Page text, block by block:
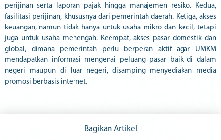
perijinan serta laporan pajak hingga manajemen resiko. Kedua,
fasilitasi perijinan, khususnya dari pemerintah daerah. Ketiga, akses
keuangan, namun tidak hanya untuk usaha mikro dan kecil, tetapi
juga untuk usaha menengah. Keempat, akses pasar domestik dan
global, dimana pemerintah perlu berperan aktif agar UMKM
mendapatkan informasi mengenai peluang pasar baik di dalam
negeri maupun di luar negeri, disamping menyediakan media
promosi berbasis internet.
Bagikan Artikel